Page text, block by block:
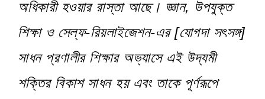
অধিকারী হওয়ার রাস্তা আছে। জ্ঞান, উপযুক্ত
শিক্ষা ও সেল্ফ-রিয়লাইজেশন-এর [যোগদা সৎসঙ্গ]
সাধন প্রণালীর শিক্ষার অভ্যাসে এই উদ্যমী
শক্তির বিকাশ সাধন হয় এবং তাকে পূর্ণরূপে